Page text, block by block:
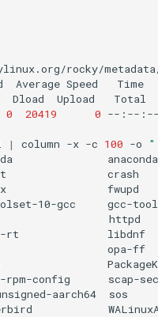
rocky/
Average Speed
Time
Dload
Upload
Total
0 20419 0 --:--
| column -x -c 100 -o
crash
fwupd
10-gcc
gcc-
httpd
rt
libdnf
opa-ff
rpm-config
scap-
aarch64
sos